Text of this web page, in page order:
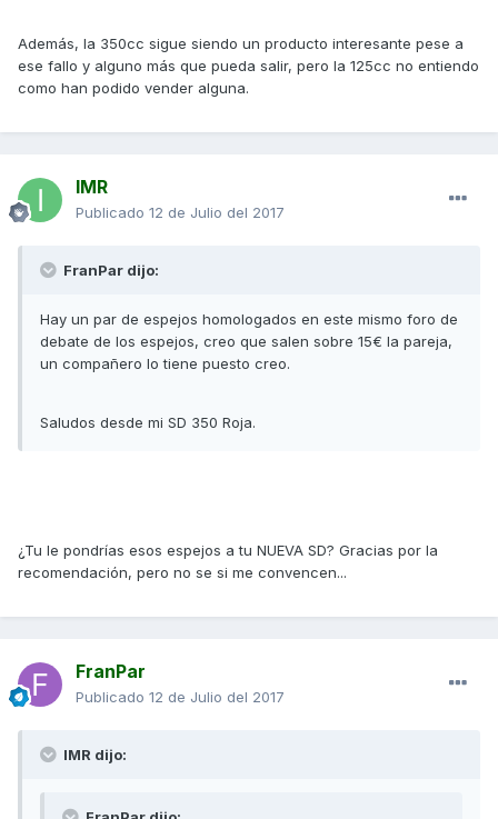
Además, la 350cc sigue siendo un producto interesante pese a
ese fallo y alguno más que pueda salir, pero la 125cc no entiendo
como han podido vender alguna.
IMR
Publicado 12 de Julio del 2017
FranPar dijo:
Hay un par de espejos homologados en este mismo foro de
debate de los espejos, creo que salen sobre 15€ la pareja,
un compañero lo tiene puesto creo.
Saludos desde mi SD 350 Roja.
¿Tu le pondrías esos espejos a tu NUEVA SD? Gracias por la
recomendación, pero no se si me convencen...
FranPar
Publicado 12 de Julio del 2017
IMR dijo: